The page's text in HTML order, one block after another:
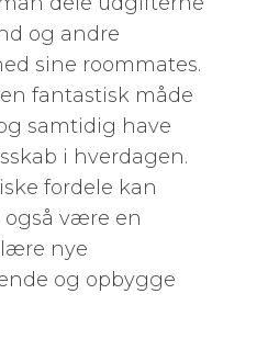
og andre
sine roommates.
fantastisk måde
samtidig have
i hverdagen.
fordele kan
også være en
nye
og opbygge